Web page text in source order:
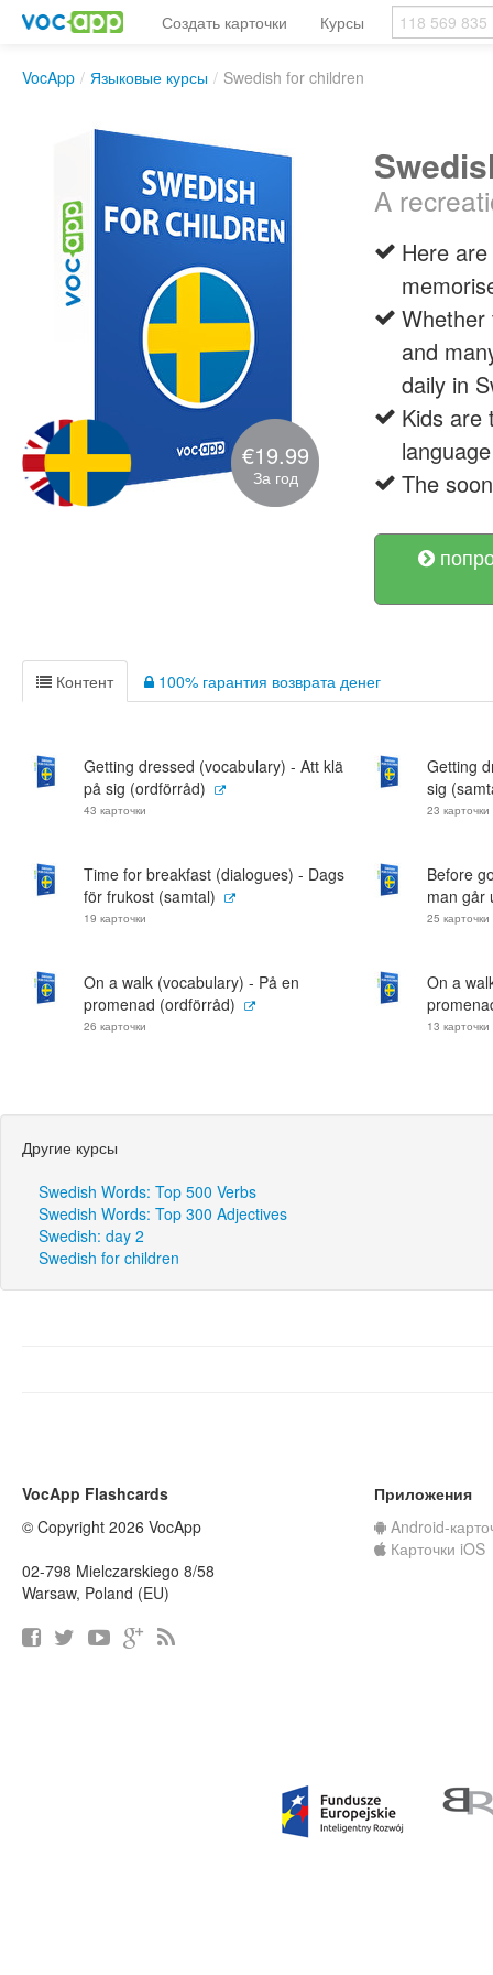
Создать карточки Курсы
VocApp / Языковые курсы / Swedish for children
€19.99
За год
A
Here
Whether
and
daily in
Kids are
language
The
Контент 100% гарантия возврата денег
Getting dressed (vocabulary) - Att klä
på sig (ordförråd)
43 карточки
Getting
sig
23 карточки
Time for breakfast (dialogues) - Dags
för frukost (samtal)
19 карточки
Before
man går
25 карточки
On a walk (vocabulary) - På en
promenad (ordförråd)
26 карточки
On a
13 карточки
Другие курсы
Swedish Words: Top 500 Verbs
Swedish Words: Top 300 Adjectives
Swedish: day 2
Swedish for children
VocApp Flashcards
© Copyright 2026 VocApp
02-798 Mielczarskiego 8/58
Warsaw, Poland (EU)
Приложения
Android-
Карточки iOS